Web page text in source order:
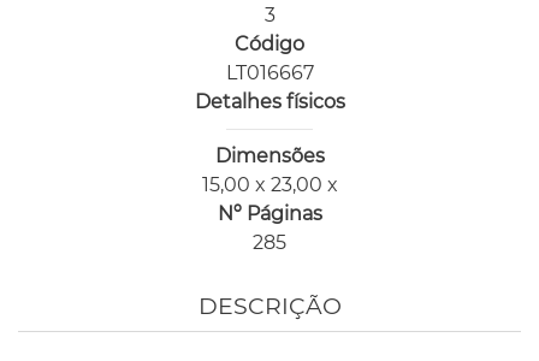
3
Código
LT016667
Detalhes físicos
Dimensões
15,00 x 23,00 x
Nº Páginas
285
DESCRIÇÃO